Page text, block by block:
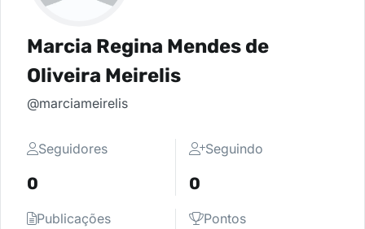
Marcia Regina Mendes de
Oliveira Meirelis
@marciameirelis
Seguidores
0
Seguindo
0
Publicações Pontos